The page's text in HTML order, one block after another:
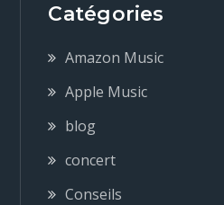
g
a
t
Catégories
Amazon Music
Apple Music
blog
concert
Conseils